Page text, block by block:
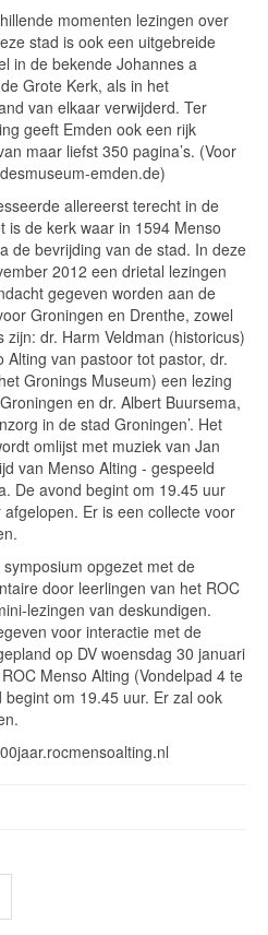
momenten lezingen over
stad is ook een uitgebreide
in de bekende Johannes a
Grote Kerk, als in het
van elkaar verwijderd. Ter
geeft Emden ook een rijk
maar liefst 350 pagina’s. (Voor
emden.de)
allereerst terecht in de
is de kerk waar in 1594 Menso
de bevrijding van de stad. In deze
2012 een drietal lezingen
gegeven worden aan de
Groningen en Drenthe, zowel
dr. Harm Veldman (historicus)
van pastoor tot pastor, dr.
Gronings Museum) een lezing
en dr. Albert Buursema,
in de stad Groningen’. Het
omlijst met muziek van Jan
van Menso Alting - gespeeld
De avond begint om 19.45 uur
Er is een collecte voor
opgezet met de
door leerlingen van het ROC
lezingen van deskundigen.
voor interactie met de
op DV woensdag 30 januari
Menso Alting (Vondelpad 4 te
om 19.45 uur. Er zal ook